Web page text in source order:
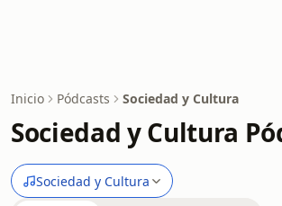
Inicio Pódcasts Sociedad y Cultura
Sociedad y Cultura
Sociedad y Cultura